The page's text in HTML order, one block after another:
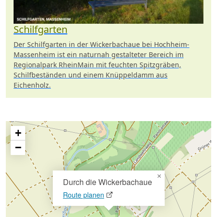
Schilfgarten
Der Schilfgarten in der Wickerbachaue bei Hochheim-
Massenheim ist ein naturnah gestalteter Bereich im
Regionalpark RheinMain mit feuchten Spitzgräben,
Schilfbeständen und einem Knüppeldamm aus
Eichenholz.
Durch die Wickerbachaue
Route planen
×
+
−